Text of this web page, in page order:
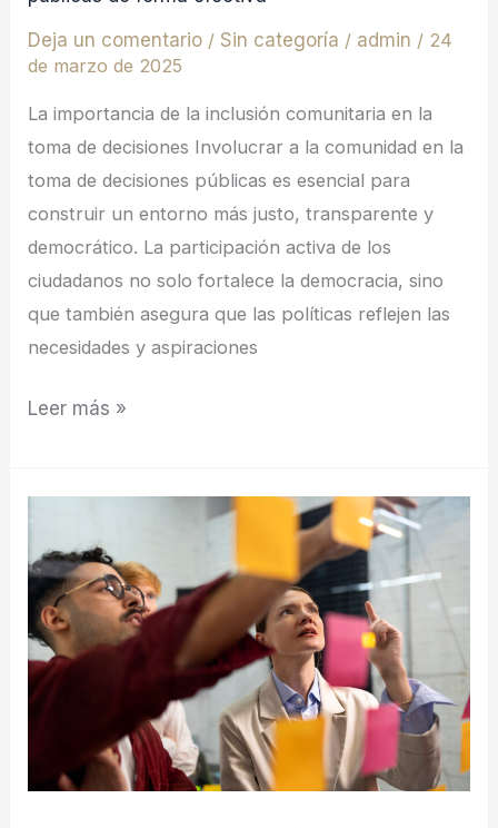
Deja un comentario / Sin categoría / admin / 24
de marzo de 2025
La importancia de la inclusión comunitaria en la
toma de decisiones Involucrar a la comunidad en la
toma de decisiones públicas es esencial para
construir un entorno más justo, transparente y
democrático. La participación activa de los
ciudadanos no solo fortalece la democracia, sino
que también asegura que las políticas reflejen las
necesidades y aspiraciones
Leer más »
de
una
estrategia
de
comunicación
en